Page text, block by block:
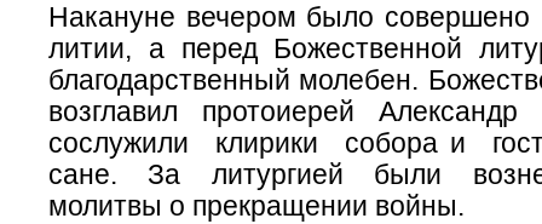
Накануне вечером было совершено
литии, а перед Божественной
благодарственный молебен.
возглавил протоиерей
сослужили клирики собора и
сане. За литургией были
молитвы о прекращении войны.